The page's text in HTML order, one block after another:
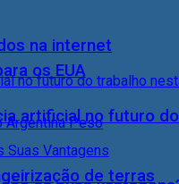
os EUA
de terras
na internet
artificial no futuro